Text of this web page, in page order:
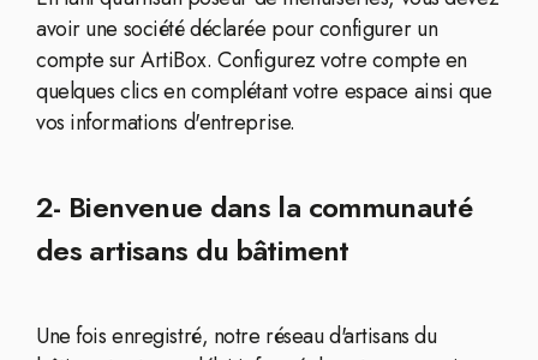
avoir une société déclarée pour configurer un
compte sur ArtiBox. Configurez votre compte en
quelques clics en complétant votre espace ainsi que
vos informations d'entreprise.
2- Bienvenue dans la communauté
des artisans du bâtiment
Une fois enregistré, notre réseau d'artisans du